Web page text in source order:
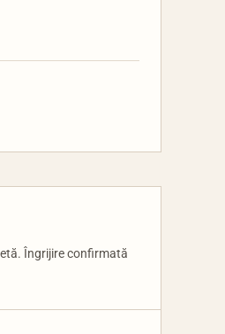
Îngrijire confirmată